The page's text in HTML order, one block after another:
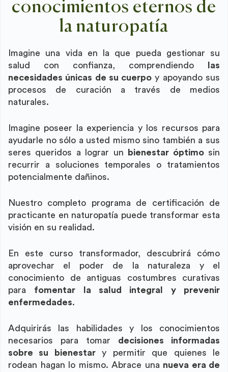
conocimientos eternos de
la naturopatía
Imagine una vida en la que pueda gestionar su
salud con confianza, comprendiendo
las
necesidades únicas de su cuerpo y apoyando sus
procesos de curación a través de medios
naturales.
Imagine poseer la experiencia y los recursos para
ayudarle no sólo a usted mismo sino también a sus
seres queridos a lograr un
bienestar óptimosin
recurrir a soluciones temporales o tratamientos
potencialmente dañinos.
Nuestro completo programa de certificación de
practicante en naturopatía puede transformar esta
visión en su realidad.
En este curso transformador, descubrirá cómo
aprovechar el poder de la naturaleza y el
conocimiento de antiguas costumbres curativas
para fomentar la salud integral y prevenir
enfermedades.
Adquirirás las habilidades y los conocimientos
necesarios para tomar decisiones informadas
sobre su bienestary permitir que quienes le
rodean hagan lo mismo. Abrace una nueva era de